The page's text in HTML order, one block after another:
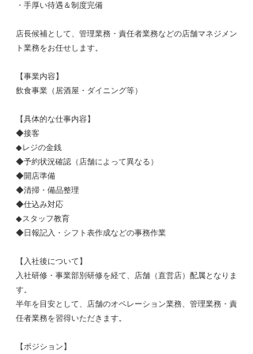
・手厚い待遇＆制度完備
店長候補として、管理業務・責任者業務などの店舗マネジメン
ト業務をお任せします。
【事業内容】
飲食事業（居酒屋・ダイニング等）
【具体的な仕事内容】
◆接客
◆レジの金銭
◆予約状況確認（店舗によって異なる）
◆開店準備
◆清掃・備品整理
◆仕込み対応
◆スタッフ教育
◆日報記入・シフト表作成などの事務作業
【入社後について】
入社研修・事業部別研修を経て、店舗（直営店）配属となりま
す。
半年を目安として、店舗のオペレーション業務、管理業務・責
任者業務を習得いただきます。
【ポジション】